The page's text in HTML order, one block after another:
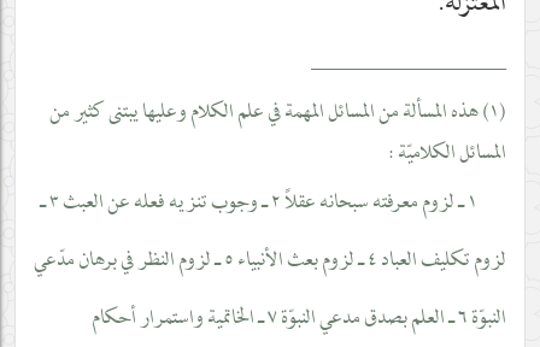
__________________
(١) هذه المسألة من المسائل المهمة في علم الكلام وعليها يبتنى كثير من
المسائل الكلاميّة :
١ ـ لزوم معرفته سبحانه عقلاً ٢ ـ وجوب تنزيه فعله عن العبث ٣ ـ
لزوم تكليف العباد ٤ ـ لزوم بعث الأنبياء ٥ ـ لزوم النظر في برهان مدّعي
النبوّة ٦ ـ العلم بصدق مدعي النبوّة ٧ ـ الخاتمية واستمرار أحكام